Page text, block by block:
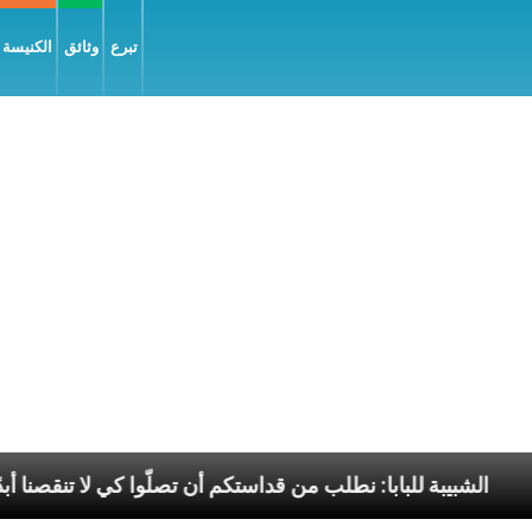
وثائق تبرع
الشبيبة للبابا: نطلب من قداستكم أن تصلّوا كي